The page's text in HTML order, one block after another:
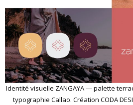
Identité visuelle ZANGAYA — palette
typographie Callao. Création CODA